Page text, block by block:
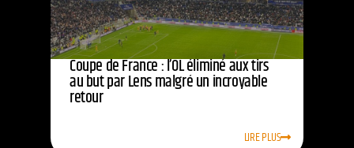
Coupe de France : l’OL éliminé aux tirs
au but par Lens malgré un incroyable
retour
LIRE PLUS